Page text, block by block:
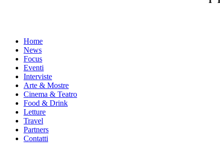
Home
News
Focus
Eventi
Interviste
Arte & Mostre
Cinema & Teatro
Food & Drink
Letture
Travel
Partners
Contatti